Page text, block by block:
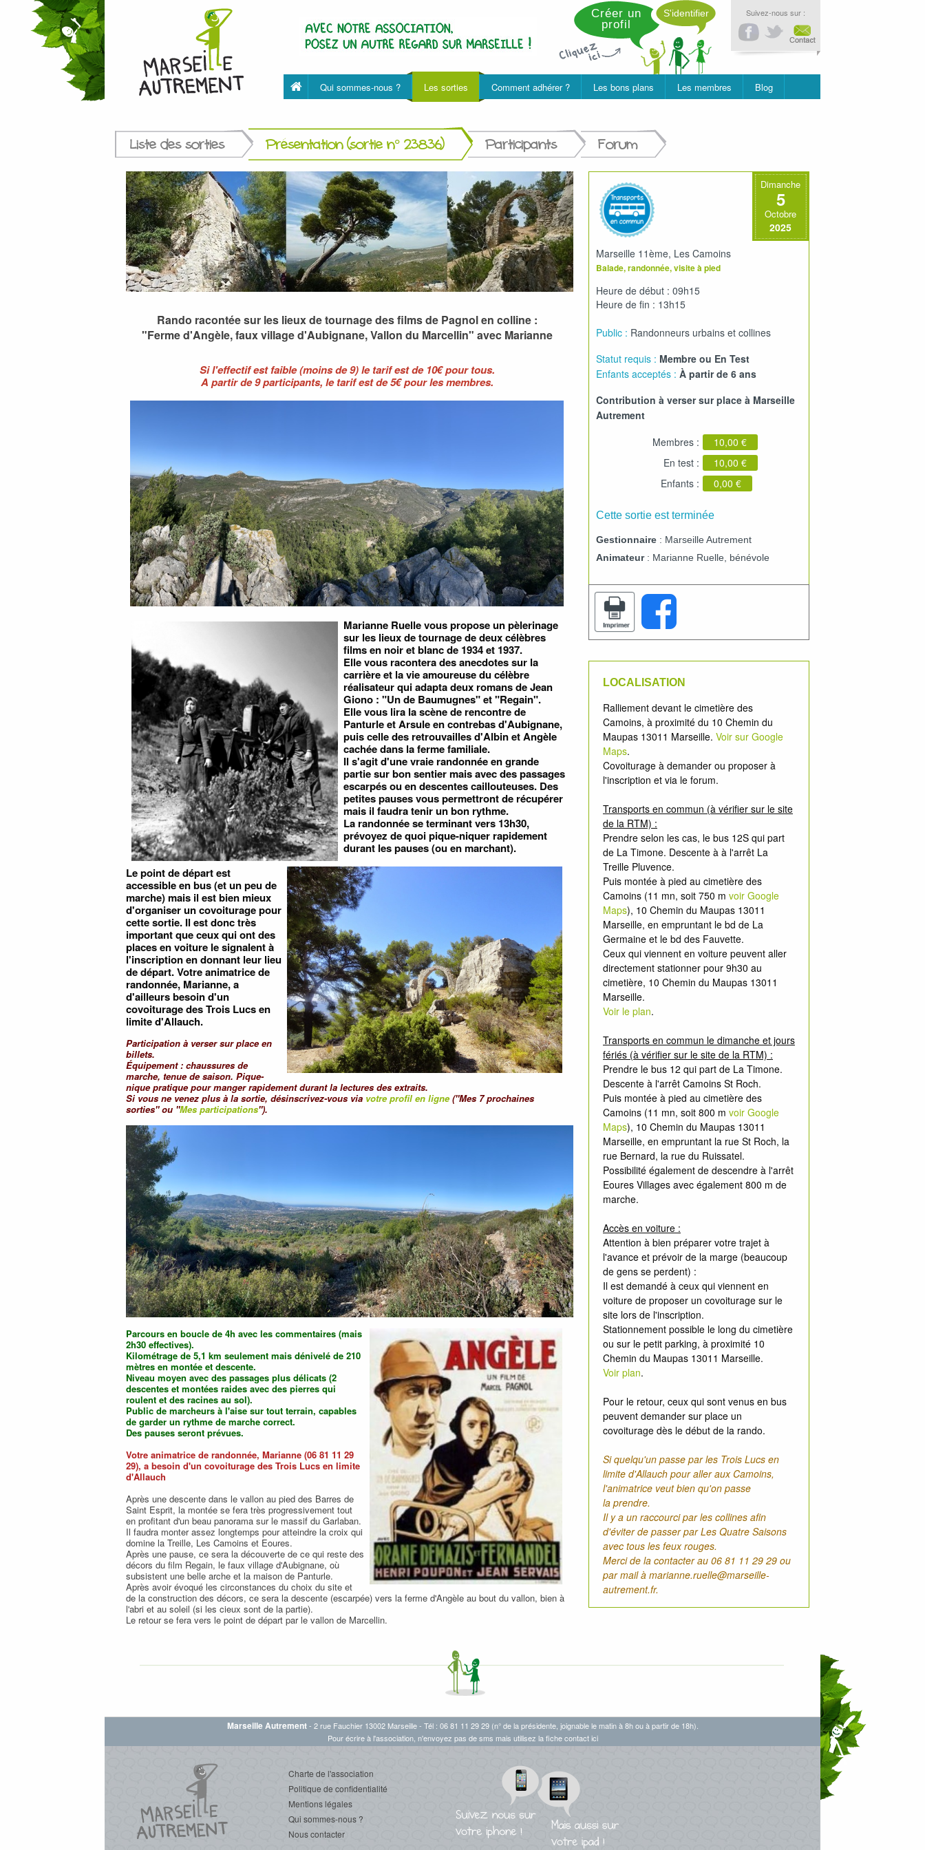
Créer un
profil
S'identifier Suivez-nous sur :
Qui sommes-nous ? Les sorties Comment adhérer ? Les bons plans Les membres Blog
Liste des sorties Présentation (sortie n° 23836) Participants Forum
Rando racontée sur les lieux de tournage des films de Pagnol en colline :
"Ferme d'Angèle, faux village d'Aubignane, Vallon du Marcellin" avec Marianne
Si l'effectif est faible (moins de 9) le tarif est de 10€ pour tous.
A partir de 9 participants, le tarif est de 5€ pour les membres.
Marianne Ruelle vous propose un pèlerinage
sur les lieux de tournage de deux célèbres
films en noir et blanc de 1934 et 1937.
Elle vous racontera des anecdotes sur la
carrière et la vie amoureuse du célèbre
réalisateur qui adapta deux romans de Jean
Giono : "Un de Baumugnes" et "Regain".
Elle vous lira la scène de rencontre de
Panturle et Arsule en contrebas d'Aubignane,
puis celle des retrouvailles d'Albin et Angèle
cachée dans la ferme familiale.
Il s'agit d'une vraie randonnée en grande
partie sur bon sentier mais avec des passages
escarpés ou en descentes caillouteuses. Des
petites pauses vous permettront de récupérer
mais il faudra tenir un bon rythme.
La randonnée se terminant vers 13h30,
prévoyez de quoi pique-niquer rapidement
durant les pauses (ou en marchant).
Le point de départ est
accessible en bus (et un peu de
marche) mais il est bien mieux
d'organiser un covoiturage pour
cette sortie. Il est donc très
important que ceux qui ont des
places en voiture le signalent à
l'inscription en donnant leur lieu
de départ. Votre animatrice de
randonnée, Marianne, a
d'ailleurs besoin d'un
covoiturage des Trois Lucs en
limite d'Allauch.
Participation à verser sur place en
billets.
Équipement : chaussures de
marche, tenue de saison. Pique-
nique pratique pour manger rapidement durant la lectures des extraits.
Si vous ne venez plus à la sortie, désinscrivez-vous via votre profil en ligne("Mes 7 prochaines
sorties" ou "Mes participations").
Parcours en boucle de 4h avec les commentaires (mais
2h30 effectives).
Kilométrage de 5,1 km seulement mais dénivelé de 210
mètres en montée et descente.
Niveau moyen avec des passages plus délicats (2
descentes et montées raides avec des pierres qui
roulent et des racines au sol).
Public de marcheurs à l'aise sur tout terrain, capables
de garder un rythme de marche correct.
Des pauses seront prévues.
Votre animatrice de randonnée, Marianne (06 81 11 29
29), a besoin d'un covoiturage des Trois Lucs en limite
d'Allauch
Après une descente dans le vallon au pied des Barres de
Saint Esprit, la montée se fera très progressivement tout
en profitant d'un beau panorama sur le massif du Garlaban.
Il faudra monter assez longtemps pour atteindre la croix qui
domine la Treille, Les Camoins et Eoures.
Après une pause, ce sera la découverte de ce qui reste des
décors du film Regain, le faux village d'Aubignane, où
subsistent une belle arche et la maison de Panturle.
Après avoir évoqué les circonstances du choix du site et
de la construction des décors, ce sera la descente (escarpée) vers la ferme d'Angèle au bout du vallon, bien à
l'abri et au soleil (si les cieux sont de la partie).
Le retour se fera vers le point de départ par le vallon de Marcellin.
Dimanche
5
Octobre
2025
Marseille 11ème, Les Camoins
Balade, randonnée, visite à pied
Heure de début : 09h15
Heure de fin : 13h15
Public : Randonneurs urbains et collines
Statut requis : Membre ou En Test
Enfants acceptés : À partir de 6 ans
Contribution à verser sur place à Marseille
Autrement
Membres :
10,00 €
En test :
10,00 €
Enfants :
0,00 €
Cette sortie est terminée
Gestionnaire : Marseille Autrement
Animateur: Marianne Ruelle, bénévole
LOCALISATION
Ralliement devant le cimetière des
Camoins, à proximité du 10 Chemin du
Maupas 13011 Marseille. Voir sur Google
Maps.
Covoiturage à demander ou proposer à
l'inscription et via le forum.
Transports en commun (à vérifier sur le site
de la RTM) :
Prendre selon les cas, le bus 12S qui part
de La Timone. Descente à à l'arrêt La
Treille Pluvence.
Puis montée à pied au cimetière des
Camoins (11 mn, soit 750 m voir Google
Maps), 10 Chemin du Maupas 13011
Marseille, en empruntant le bd de La
Germaine et le bd des Fauvette.
Ceux qui viennent en voiture peuvent aller
directement stationner pour 9h30 au
cimetière, 10 Chemin du Maupas 13011
Marseille.
Voir le plan.
Transports en commun le dimanche et jours
fériés (à vérifier sur le site de la RTM) :
Prendre le bus 12 qui part de La Timone.
Descente à l'arrêt Camoins St Roch.
Puis montée à pied au cimetière des
Camoins (11 mn, soit 800 m voir Google
Maps), 10 Chemin du Maupas 13011
Marseille, en empruntant la rue St Roch, la
rue Bernard, la rue du Ruissatel.
Possibilité également de descendre à l'arrêt
Eoures Villages avec également 800 m de
marche.
Accès en voiture :
Attention à bien préparer votre trajet à
l'avance et prévoir de la marge (beaucoup
de gens se perdent) :
Il est demandé à ceux qui viennent en
voiture de proposer un covoiturage sur le
site lors de l'inscription.
Stationnement possible le long du cimetière
ou sur le petit parking, à proximité 10
Chemin du Maupas 13011 Marseille.
Voir plan.
Pour le retour, ceux qui sont venus en bus
peuvent demander sur place un
covoiturage dès le début de la rando.
Si quelqu'un passe par les Trois Lucs en
limite d'Allauch pour aller aux Camoins,
l'animatrice veut bien qu'on passe
la prendre.
Il y a un raccourci par les collines afin
d'éviter de passer par Les Quatre Saisons
avec tous les feux rouges.
Merci de la contacter au 06 81 11 29 29 ou
par mail à marianne.ruelle@marseille-
autrement.fr.
Marseille Autrement- 2 rue Fauchier 13002 Marseille - Tél : 06 81 11 29 29 (n° de la présidente, joignable le matin à 8h ou à partir de 18h).
Pour écrire à l'association, n'envoyez pas de sms mais utilisez la fichecontact ici
Charte de l'association
Politique de confidentialité
Mentions légales
Qui sommes-nous ?
Nous contacter